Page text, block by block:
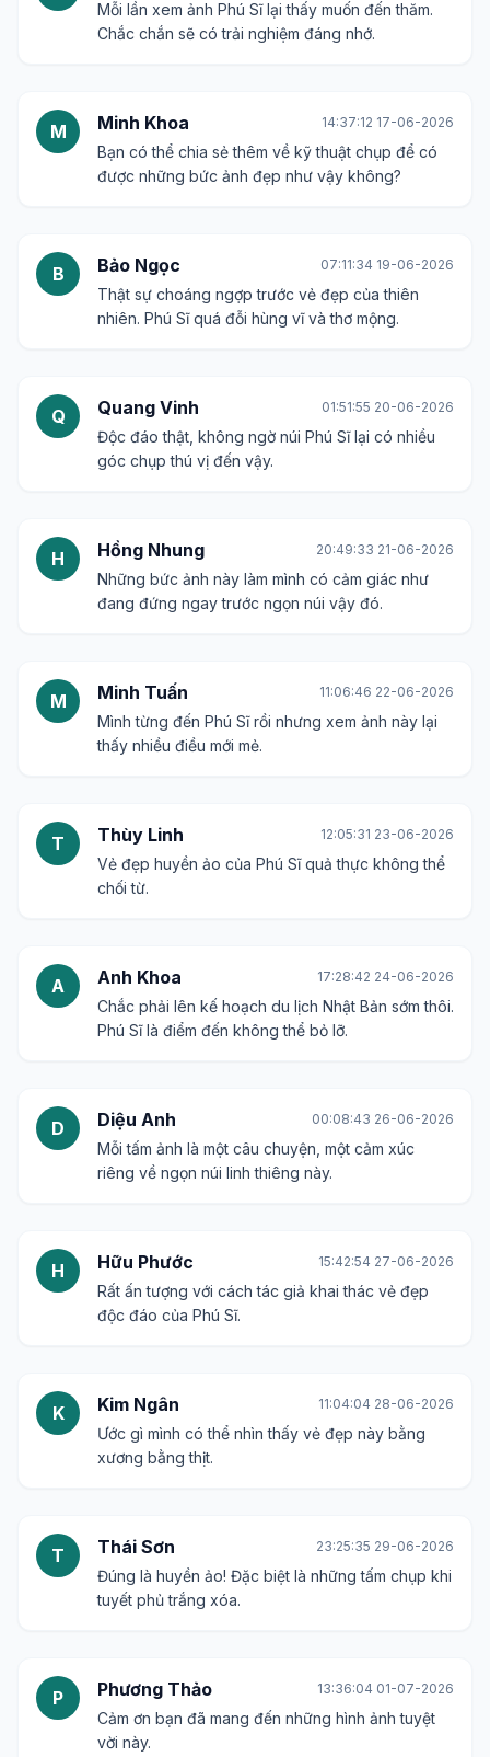
Mỗi lần xem ảnh Phú Sĩ lại thấy muốn đến thăm.
Chắc chắn sẽ có trải nghiệm đáng nhớ.
M Minh Khoa 14:37:12 17-06-2026
Bạn có thể chia sẻ thêm về kỹ thuật chụp để có
được những bức ảnh đẹp như vậy không?
B Bảo Ngọc 07:11:34 19-06-2026
Thật sự choáng ngợp trước vẻ đẹp của thiên
nhiên. Phú Sĩ quá đỗi hùng vĩ và thơ mộng.
Q Quang Vinh 01:51:55 20-06-2026
Độc đáo thật, không ngờ núi Phú Sĩ lại có nhiều
góc chụp thú vị đến vậy.
H Hồng Nhung 20:49:33 21-06-2026
Những bức ảnh này làm mình có cảm giác như
đang đứng ngay trước ngọn núi vậy đó.
M Minh Tuấn 11:06:46 22-06-2026
Mình từng đến Phú Sĩ rồi nhưng xem ảnh này lại
thấy nhiều điều mới mẻ.
T Thùy Linh 12:05:31 23-06-2026
Vẻ đẹp huyền ảo của Phú Sĩ quả thực không thể
chối từ.
A Anh Khoa 17:28:42 24-06-2026
Chắc phải lên kế hoạch du lịch Nhật Bản sớm thôi.
Phú Sĩ là điểm đến không thể bỏ lỡ.
D Diệu Anh 00:08:43 26-06-2026
Mỗi tấm ảnh là một câu chuyện, một cảm xúc
riêng về ngọn núi linh thiêng này.
H Hữu Phước 15:42:54 27-06-2026
Rất ấn tượng với cách tác giả khai thác vẻ đẹp
độc đáo của Phú Sĩ.
K Kim Ngân 11:04:04 28-06-2026
Ước gì mình có thể nhìn thấy vẻ đẹp này bằng
xương bằng thịt.
T Thái Sơn 23:25:35 29-06-2026
Đúng là huyền ảo! Đặc biệt là những tấm chụp khi
tuyết phủ trắng xóa.
P Phương Thảo 13:36:04 01-07-2026
Cảm ơn bạn đã mang đến những hình ảnh tuyệt
vời này.